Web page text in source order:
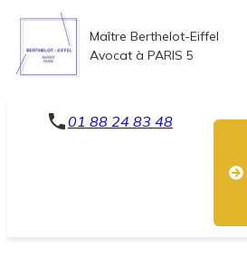
Maître Berthelot-Eiffel
Avocat à PARIS 5
phone 01 88 24 83 48
Panneau de gestion des cookies